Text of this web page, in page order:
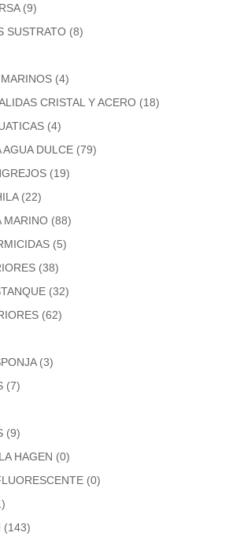
(9)
SUSTRATO (8)
(4)
CRISTAL Y ACERO (18)
(4)
AGUA DULCE (79)
(19)
(22)
MARINO (88)
(5)
(38)
(32)
(62)
(3)
(7)
(9)
HAGEN (0)
(0)
(143)